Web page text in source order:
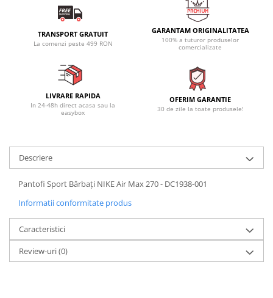
TRANSPORT GRATUIT
La comenzi peste 499 RON
GARANTAM ORIGINALITATEA
100% a tuturor produselor
comercializate
LIVRARE RAPIDA
In 24-48h direct acasa sau la
easybox
OFERIM GARANTIE
30 de zile la toate produsele!
Descriere
Pantofi Sport Bărbați NIKE Air Max 270 - DC1938-001
Informatii conformitate produs
Caracteristici
Review-uri(0)